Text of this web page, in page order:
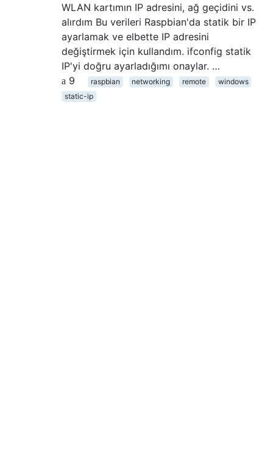
WLAN kartımın IP adresini, ağ geçidini vs.
alırdım Bu verileri Raspbian'da statik bir IP
ayarlamak ve elbette IP adresini
değiştirmek için kullandım. ifconfig statik
IP'yi doğru ayarladığımı onaylar. …
9
raspbian networking remote
windows
static-ip